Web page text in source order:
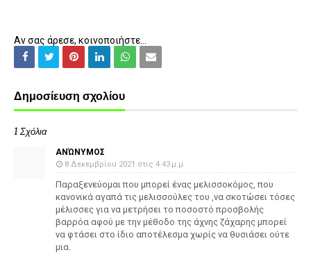
Αν σας άρεσε, κοινοποιήστε...
Δημοσίευση σχολίου
1 Σχόλια
ΑΝΏΝΥΜΟΣ
8 Δεκεμβρίου 2021 στις 4:43 μ.μ.
Παραξενεύομαι που μπορεί ένας μελισσοκόμος, που
κανονικά αγαπά τις μελισσούλες του ,να σκοτώσει τόσες
μέλισσες για να μετρήσει το ποσοστό προσβολής
βαρρόα αφού με την μέθοδο της άχνης ζάχαρης μπορεί
να φτάσει στο ίδιο αποτέλεσμα χωρίς να θυσιάσει ούτε
μια.